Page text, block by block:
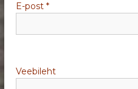
E-post*
Veebileht